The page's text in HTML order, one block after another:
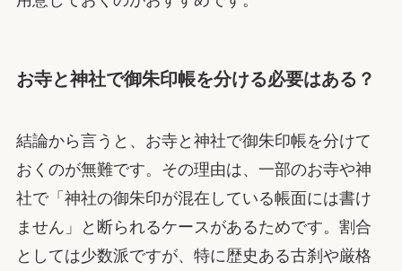
お寺と神社で御朱印帳を分ける必要はある？
結論から言うと、お寺と神社で御朱印帳を分けて
おくのが無難です。その理由は、一部のお寺や神
社で「神社の御朱印が混在している帳面には書け
ません」と断られるケースがあるためです。割合
としては少数派ですが、特に歴史ある古刹や厳格